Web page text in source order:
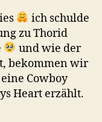
ich schulde
zu Thorid
und wie der
bekommen wir
Cowboy
Heart erzählt.